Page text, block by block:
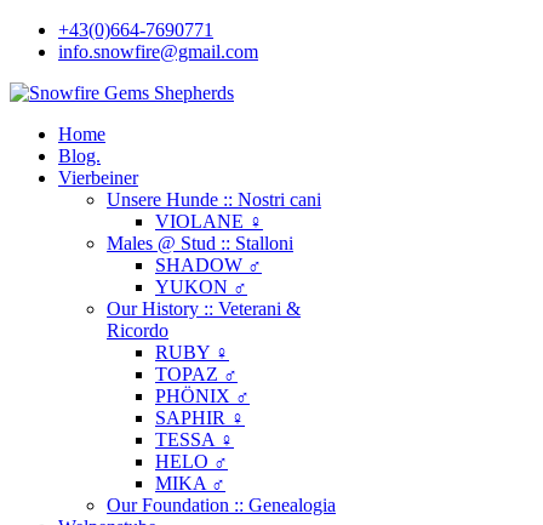
+43(0)664-7690771
info.snowfire@gmail.com
Home
Blog.
Vierbeiner
Unsere Hunde :: Nostri cani
VIOLANE ♀
Males @ Stud :: Stalloni
SHADOW ♂
YUKON ♂
Our History :: Veterani &
Ricordo
RUBY ♀
TOPAZ ♂
PHÖNIX ♂
SAPHIR ♀
TESSA ♀
HELO ♂
MIKA ♂
Our Foundation :: Genealogia